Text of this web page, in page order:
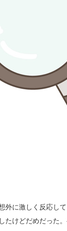
外に激しく反応し
たけどだめだった